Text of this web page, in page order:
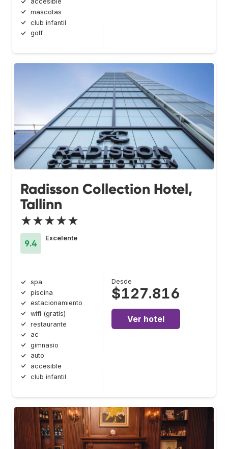
mascotas
club infantil
golf
Radisson Collection Hotel,
Tallinn
★★★★★
9.4
Excelente
spa
piscina
estacionamiento
wifi (gratis)
restaurante
ac
gimnasio
auto
accesible
club infantil
Desde
$127.816
Ver hotel